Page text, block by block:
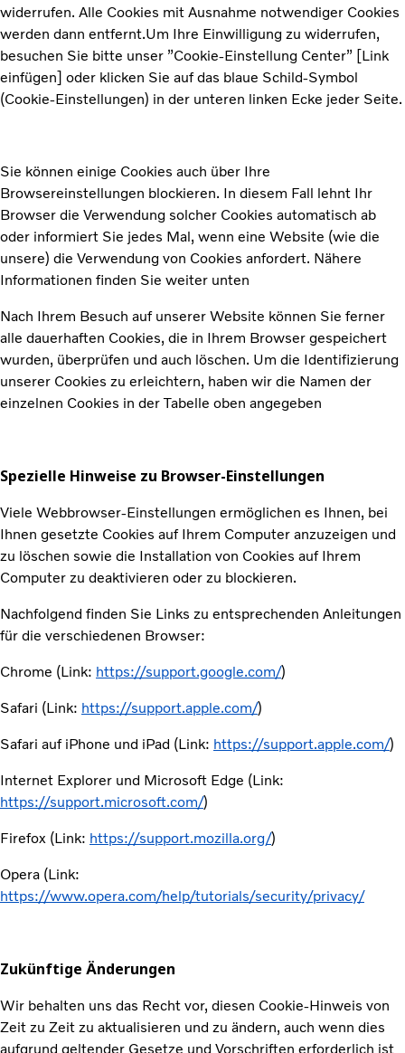
widerrufen. Alle Cookies mit Ausnahme notwendiger Cookies
werden dann entfernt.Um Ihre Einwilligung zu widerrufen,
besuchen Sie bitte unser ”Cookie-Einstellung Center” [Link
einfügen] oder klicken Sie auf das blaue Schild-Symbol
(Cookie-Einstellungen) in der unteren linken Ecke jeder Seite.
Sie können einige Cookies auch über Ihre
Browsereinstellungen blockieren. In diesem Fall lehnt Ihr
Browser die Verwendung solcher Cookies automatisch ab
oder informiert Sie jedes Mal, wenn eine Website (wie die
unsere) die Verwendung von Cookies anfordert. Nähere
Informationen finden Sie weiter unten
Nach Ihrem Besuch auf unserer Website können Sie ferner
alle dauerhaften Cookies, die in Ihrem Browser gespeichert
wurden, überprüfen und auch löschen. Um die Identifizierung
unserer Cookies zu erleichtern, haben wir die Namen der
einzelnen Cookies in der Tabelle oben angegeben
Spezielle Hinweise zu Browser-Einstellungen
Viele Webbrowser-Einstellungen ermöglichen es Ihnen, bei
Ihnen gesetzte Cookies auf Ihrem Computer anzuzeigen und
zu löschen sowie die Installation von Cookies auf Ihrem
Computer zu deaktivieren oder zu blockieren.
Nachfolgend finden Sie Links zu entsprechenden Anleitungen
für die verschiedenen Browser:
Chrome (Link: https://support.google.com/)
Safari (Link: https://support.apple.com/)
Safari auf iPhone und iPad (Link: https://support.apple.com/)
Internet Explorer und Microsoft Edge (Link:
https://support.microsoft.com/)
Firefox (Link: https://support.mozilla.org/)
Opera (Link:
https://www.opera.com/help/tutorials/security/privacy/
Zukünftige Änderungen
Wir behalten uns das Recht vor, diesen Cookie-Hinweis von
Zeit zu Zeit zu aktualisieren und zu ändern, auch wenn dies
aufgrund geltender Gesetze und Vorschriften erforderlich ist